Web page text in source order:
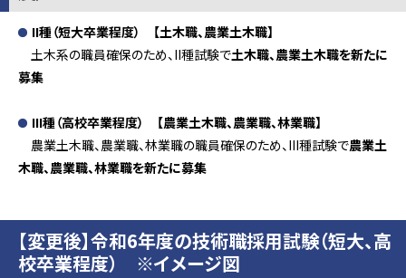
II種（短大卒業程度） 【土木職、農業土木職】
土木系の職員確保のため、II種試験で土木職、農業土木職を新たに
募集
III種（高校卒業程度） 【農業土木職、農業職、林業職】
農業土木職、農業職、林業職の職員確保のため、III種試験で農業土
木職、農業職、林業職を新たに募集
【変更後】令和6年度の技術職採用試験（短大、高
校卒業程度） ※イメージ図